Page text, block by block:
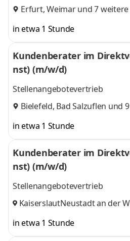
Erfurt,Weimarund 7 weitere
in etwa 1 Stunde
Kundenberater im
nst) (m/w/d)
Stellenangebotevertrieb
Bielefeld, Bad Salzuflen und
in etwa 1 Stunde
Kundenberater im
nst) (m/w/d)
Stellenangebotevertrieb
Kaiserslautern,
Neustadt an der
in etwa 1 Stunde